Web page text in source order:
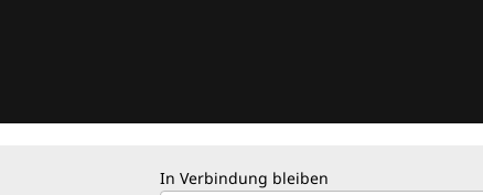
In Verbindung bleiben